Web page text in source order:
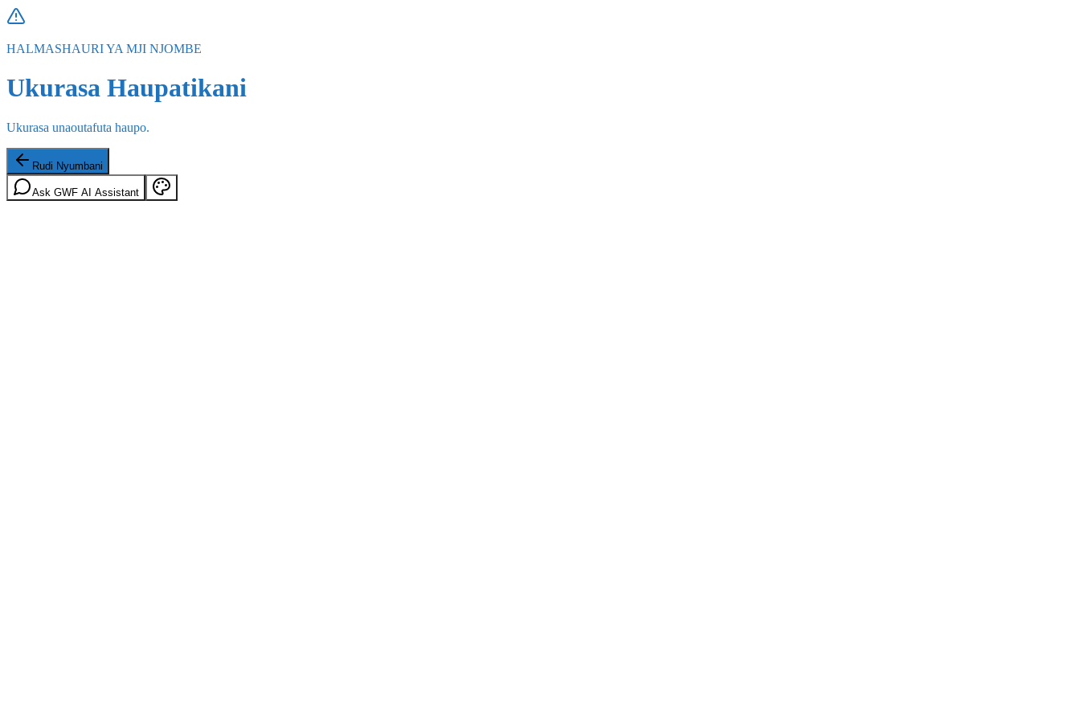
HALMASHAURI YA MJI NJOMBE
Ukurasa Haupatikani
Ukurasa unaoutafuta haupo.
Rudi Nyumbani
Ask GWF AI Assistant